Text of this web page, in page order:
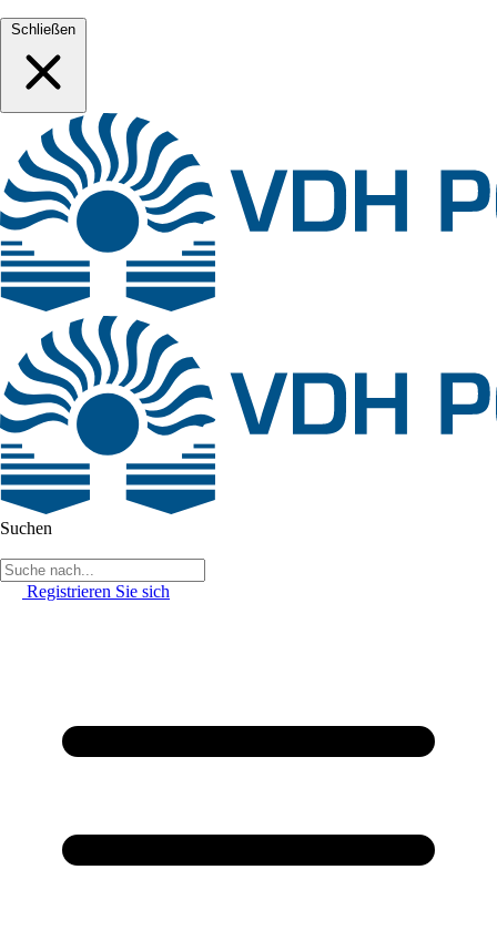
Schließen
Suchen
Registrieren Sie sich